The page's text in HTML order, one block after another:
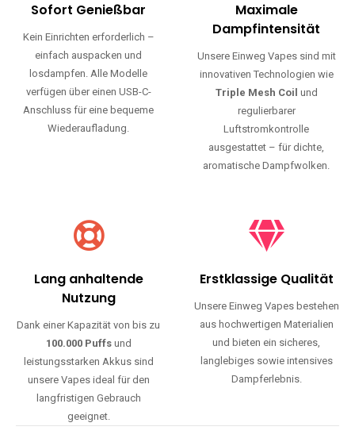
Sofort Genießbar
Kein Einrichten erforderlich –
einfach auspacken und
losdampfen. Alle Modelle
verfügen über einen USB-C-
Anschluss für eine bequeme
Wiederaufladung.
Maximale
Dampfintensität
Unsere Einweg Vapes sind mit
innovativen Technologien wie
Triple Mesh Coil und
regulierbarer
Luftstromkontrolle
ausgestattet – für dichte,
aromatische Dampfwolken.
Lang anhaltende
Nutzung
Dank einer Kapazität von bis zu
100.000 Puffsund
leistungsstarken Akkus sind
unsere Vapes ideal für den
langfristigen Gebrauch
geeignet.
Erstklassige Qualität
Unsere Einweg Vapes bestehen
aus hochwertigen Materialien
und bieten ein sicheres,
langlebiges sowie intensives
Dampferlebnis.